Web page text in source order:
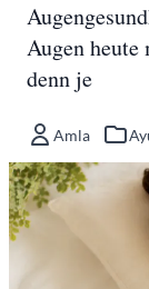
Augen
denn je
Amla